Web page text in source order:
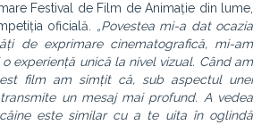
Festival de Film de Animație din lume,
oficială. „Povestea mi-a dat ocazia
de exprimare cinematografică, mi-am
experiență unică la nivel vizual. Când am
film am simțit că, sub aspectul unei
un mesaj mai profund. A vedea
este similar cu a te uita în oglindă